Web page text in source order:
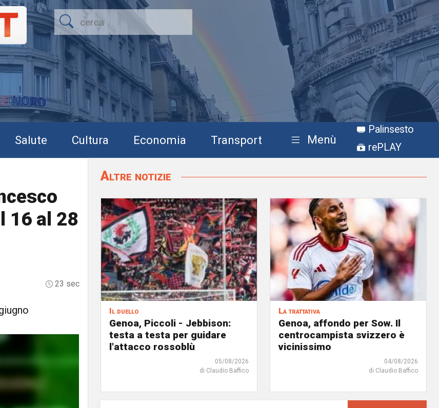
Salute Cultura Economia Transport Menù
Palinsesto
rePLAY
16 al 28
23 sec
Altre notizie
Il duello
Genoa, Piccoli - Jebbison:
testa a testa per guidare
l'attacco rossoblù
05/08/2026
di Claudio Baffico
La trattativa
Genoa, affondo per Sow. Il
centrocampista svizzero è
vicinissimo
04/08/2026
di Claudio Baffico